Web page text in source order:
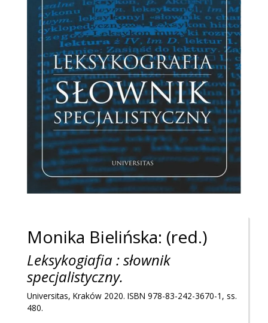
Monika Bielińska: (red.)
Leksykogiafia : słownik
specjalistyczny.
Universitas, Kraków 2020. ISBN 978-83-242-3670-1, ss.
480.